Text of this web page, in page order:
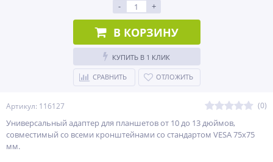
Артикул: 116127 (0)
Универсальный адаптер для планшетов от 10 до 13 дюймов,
совместимый со всеми кронштейнами со стандартом VESA 75х75
мм​.
- +
В КОРЗИНУ
КУПИТЬ В 1 КЛИК
СРАВНИТЬ ОТЛОЖИТЬ